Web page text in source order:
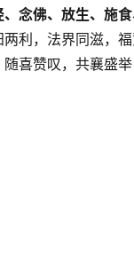
、念佛、放生、施
利，法界同滋，
喜赞叹，共襄盛举